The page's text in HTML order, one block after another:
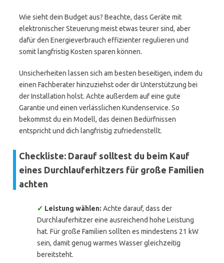
Wie sieht dein Budget aus? Beachte, dass Geräte mit
elektronischer Steuerung meist etwas teurer sind, aber
dafür den Energieverbrauch effizienter regulieren und
somit langfristig Kosten sparen können.
Unsicherheiten lassen sich am besten beseitigen, indem du
einen Fachberater hinzuziehst oder dir Unterstützung bei
der Installation holst. Achte außerdem auf eine gute
Garantie und einen verlässlichen Kundenservice. So
bekommst du ein Modell, das deinen Bedürfnissen
entspricht und dich langfristig zufriedenstellt.
Checkliste: Darauf solltest du beim Kauf
eines Durchlauferhitzers für große Familien
achten
✓ Leistung wählen: Achte darauf, dass der
Durchlauferhitzer eine ausreichend hohe Leistung
hat. Für große Familien sollten es mindestens 21 kW
sein, damit genug warmes Wasser gleichzeitig
bereitsteht.